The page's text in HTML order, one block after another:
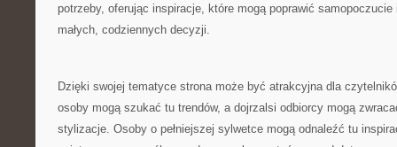
potrzeby, oferując inspiracje, które mogą poprawić samopoczucie
małych, codziennych decyzji.
Dzięki swojej tematyce strona może być atrakcyjna dla
osoby mogą szukać tu trendów, a dojrzalsi odbiorcy mogą
stylizacje. Osoby o pełniejszej sylwetce mogą odnaleźć tu